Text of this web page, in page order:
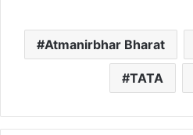
Atmanirbhar Bharat
TATA